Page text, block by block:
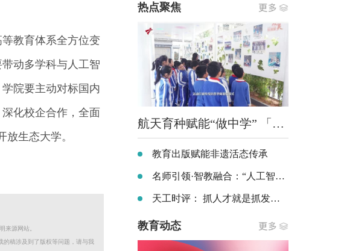
教育体系全方位变
动多学科与人工智
院要主动对标国内
化校企合作，全面
生态大学。
来源网站。
的稿涉及到了版权等问题，请与我
热点聚焦
航天育种赋能“做中学” 「一馆一育种一研学」航天科普项目走进全国中小学
教育出版赋能非遗活态传承
名师引领·智教融合：“人工智能+教学” 改革创新实践专题研讨会在珠海举办
天工时评： 抓人才就是抓发展 抓人才就是抓未来 ——以人才之兴铺就职业本科高质量发展坦途
教育动态